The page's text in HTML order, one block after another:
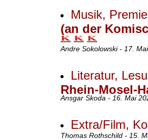
Musik,
(an der
Andre Sokolowski - 17.
Literatur,
Rhein-Mosel-
Ansgar Skoda - 16. Mai
Extra/Film,
Thomas Rothschild - 15.